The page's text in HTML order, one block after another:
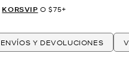
KORSVIP O $75+
ENVÍOS Y DEVOLUCIONES